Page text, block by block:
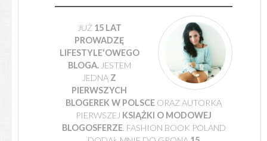
JUŻ 15 LAT
PROWADZĘ
LIFESTYLE'OWEGO
BLOGA.JESTEM
JEDNĄ Z
PIERWSZYCH
BLOGEREK W POLSCE ORAZ AUTORKĄ
PIERWSZEJ KSIĄŻKI O MODOWEJ
BLOGOSFERZE. FASHION BOOK POLAND